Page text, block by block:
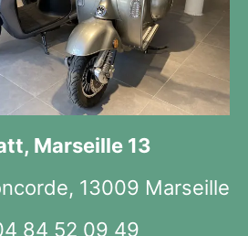
Marseille 13
13009 Marseille
84 52 09 49